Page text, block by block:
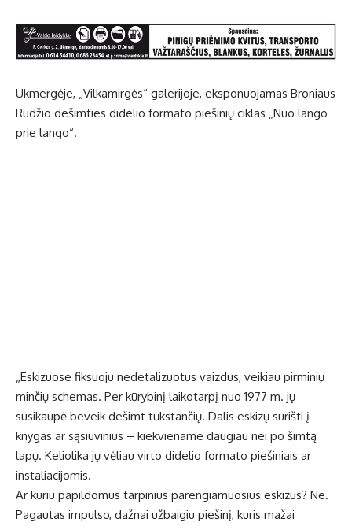
Ukmergėje, „Vilkamirgės“ galerijoje, eksponuojamas Broniaus
Rudžio dešimties didelio formato piešinių ciklas „Nuo lango
prie lango“.
„Eskizuose fiksuoju nedetalizuotus vaizdus, veikiau pirminių
minčių schemas. Per kūrybinį laikotarpį nuo 1977 m. jų
susikaupė beveik dešimt tūkstančių. Dalis eskizų surišti į
knygas ar sąsiuvinius – kiekviename daugiau nei po šimtą
lapų. Keliolika jų vėliau virto didelio formato piešiniais ar
instaliacijomis.
Ar kuriu papildomus tarpinius parengiamuosius eskizus? Ne.
Pagautas impulso, dažnai užbaigiu piešinį, kuris mažai